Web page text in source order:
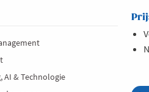
AI & Technologie